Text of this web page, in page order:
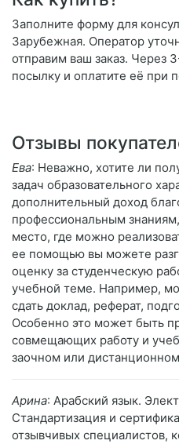
Заполните форму для
Зарубежная. Оператор
отправим ваш заказ. Через
посылку и оплатите её при
Отзывы
Ева: Неважно, хотите ли
задач образовательного
дополнительный доход
профессиональным
место, где можно
ее помощью вы можете
оценку за студенческую
учебной теме. Например,
сдать доклад, реферат,
Особенно это может быть
совмещающих работу и
заочном или
Арина: Арабский язык.
Стандартизация и
отзывчивых специалистов,